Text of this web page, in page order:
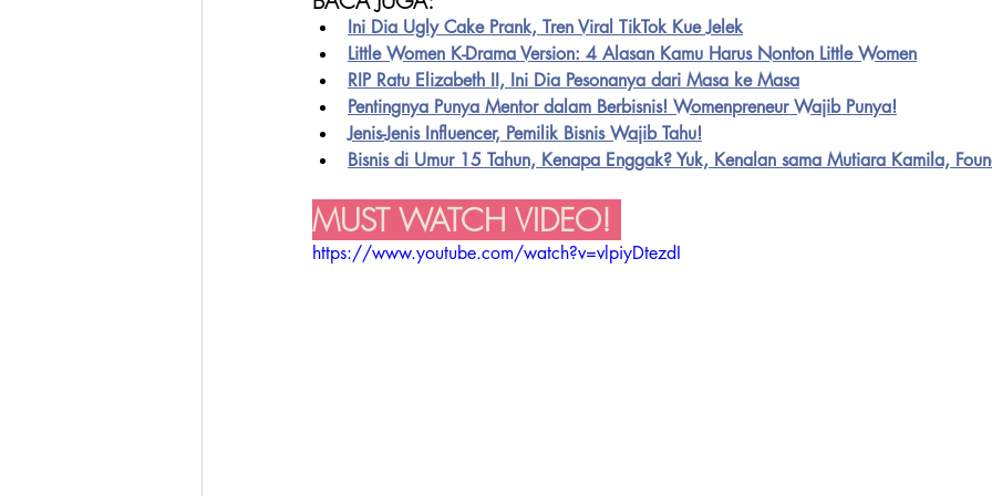
Ini Dia Ugly Cake Prank, Tren Viral TikTok Kue Jelek
Little Women K-Drama Version: 4 Alasan Kamu Harus Nonton Little Women
RIP Ratu Elizabeth II, Ini Dia Pesonanya dari Masa ke Masa
Pentingnya Punya Mentor dalam Berbisnis! Womenpreneur Wajib Punya!
Jenis-Jenis Influencer, Pemilik Bisnis Wajib Tahu!
Bisnis di Umur 15 Tahun, Kenapa Enggak? Yuk, Kenalan sama Mutiara Kamila,
MUST WATCH VIDEO!
https://www.youtube.com/watch?v=vlpiyDtezdI